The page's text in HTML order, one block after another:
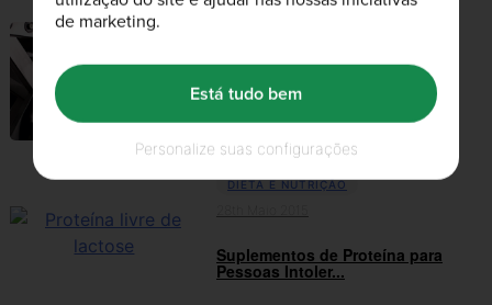
28th Maio 2015
Suplementos Durante o Treino
DIETA E NUTRIÇÃO
Suplementos de Proteína para
Pessoas Intoler...
de marketing.
Personalize suas configurações
Está tudo bem